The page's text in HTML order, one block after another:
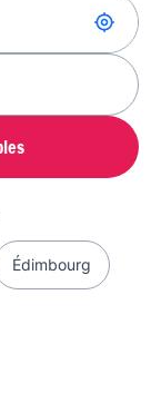
Édimbourg